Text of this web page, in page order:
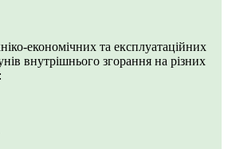
економічних та експлуатаційних
внутрішнього згорання на різних